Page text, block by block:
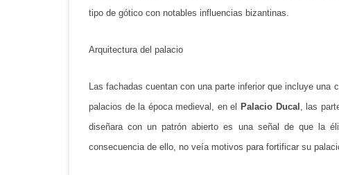
tipo de gótico con notables influencias bizantinas.
Arquitectura del palacio
Las fachadas cuentan con una parte inferior que incluye una
palacios de la época medieval, en el
Palacio Ducal , las
diseñara con un patrón abierto es una señal de que la
consecuencia de ello, no veía motivos para fortificar su